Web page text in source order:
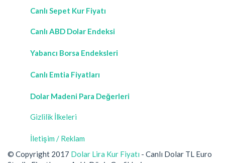
Canlı Sepet Kur Fiyatı
Canlı ABD Dolar Endeksi
Yabancı Borsa Endeksleri
Canlı Emtia Fiyatları
Dolar Madeni Para Değerleri
Gizlilik İlkeleri
İletişim / Reklam
© Copyright 2017 Dolar Lira Kur Fiyatı - Canlı Dolar TL Euro